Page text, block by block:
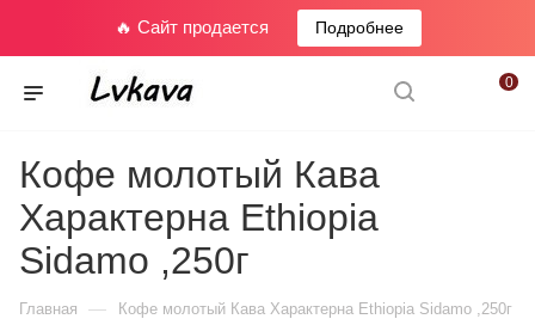
🔥 Сайт продается Подробнее
0
Кофе молотый Кава
Характерна Ethiopia
Sidamo ,250г
Главная — Кофе молотый Кава Характерна Ethiopia Sidamo ,250г